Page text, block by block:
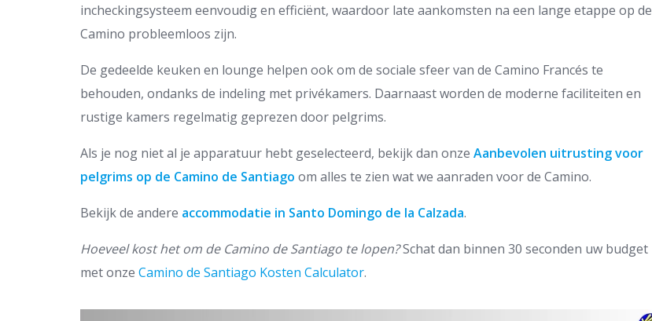
incheckingsysteem eenvoudig en efficiënt, waardoor late aankomsten na een lange etappe op de
Camino probleemloos zijn.
De gedeelde keuken en lounge helpen ook om de sociale sfeer van de Camino Francés te
behouden, ondanks de indeling met privékamers. Daarnaast worden de moderne faciliteiten en
rustige kamers regelmatig geprezen door pelgrims.
Als je nog niet al je apparatuur hebt geselecteerd, bekijk dan onze Aanbevolen uitrusting voor
pelgrims op de Camino de Santiago om alles te zien wat we aanraden voor de Camino.
Bekijk de andere accommodatie in Santo Domingo de la Calzada.
Hoeveel kost het om de Camino de Santiago te lopen?Schat dan binnen 30 seconden uw budget
met onze Camino de Santiago Kosten Calculator.